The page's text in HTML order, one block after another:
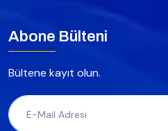
Abone Bülteni
Bültene kayıt olun.